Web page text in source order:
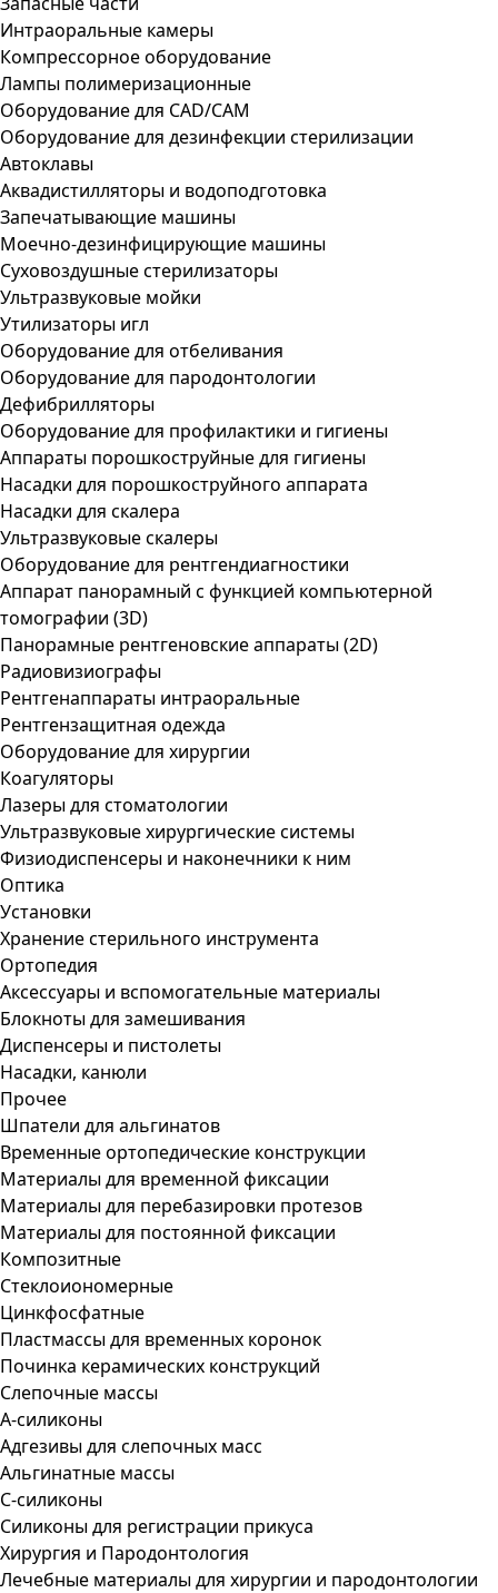
Интраоральные камеры
Компрессорное оборудование
Лампы полимеризационные
Оборудование для CAD/CAM
Оборудование для дезинфекции стерилизации
Автоклавы
Аквадистилляторы и водоподготовка
Запечатывающие машины
Моечно-дезинфицирующие машины
Суховоздушные стерилизаторы
Ультразвуковые мойки
Утилизаторы игл
Оборудование для отбеливания
Оборудование для пародонтологии
Дефибрилляторы
Оборудование для профилактики и гигиены
Аппараты порошкоструйные для гигиены
Насадки для порошкоструйного аппарата
Насадки для скалера
Ультразвуковые скалеры
Оборудование для рентгендиагностики
Аппарат панорамный с функцией компьютерной
томографии (3D)
Панорамные рентгеновские аппараты (2D)
Радиовизиографы
Рентгенаппараты интраоральные
Рентгензащитная одежда
Оборудование для хирургии
Коагуляторы
Лазеры для стоматологии
Ультразвуковые хирургические системы
Физиодиспенсеры и наконечники к ним
Оптика
Установки
Хранение стерильного инструмента
Ортопедия
Аксессуары и вспомогательные материалы
Блокноты для замешивания
Диспенсеры и пистолеты
Насадки, канюли
Прочее
Шпатели для альгинатов
Временные ортопедические конструкции
Материалы для временной фиксации
Материалы для перебазировки протезов
Материалы для постоянной фиксации
Композитные
Стеклоиономерные
Цинкфосфатные
Пластмассы для временных коронок
Починка керамических конструкций
Слепочные массы
А-силиконы
Адгезивы для слепочных масс
Альгинатные массы
С-силиконы
Силиконы для регистрации прикуса
Хирургия и Пародонтология
Лечебные материалы для хирургии и пародонтологии